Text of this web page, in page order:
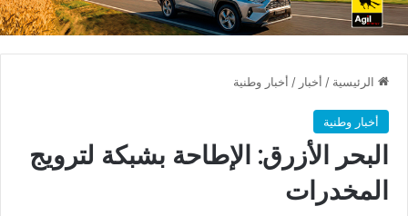
الرئيسية / أخبار / أخبار وطنية
أخبار وطنية
البحر الأزرق: الإطاحة بشبكة لترويج
المخدرات